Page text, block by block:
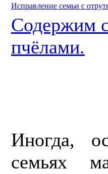
Исправление семьи с
Содержим
пчёлами.
Иногда,
семьях